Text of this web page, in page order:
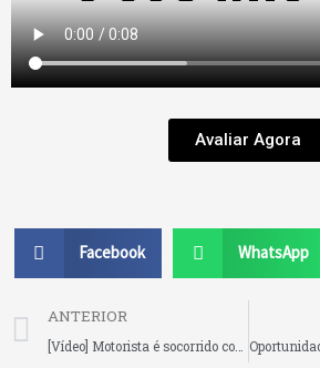
Avaliar Agora
Facebook WhatsApp
Prev
ANTERIOR